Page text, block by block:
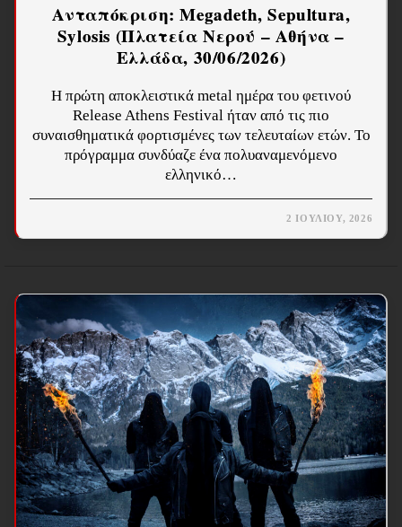
Ανταπόκριση: Megadeth, Sepultura,
Sylosis (Πλατεία Νερού – Αθήνα –
Ελλάδα, 30/06/2026)
Η πρώτη αποκλειστικά metal ημέρα του φετινού
Release Athens Festival ήταν από τις πιο
συναισθηματικά φορτισμένες των τελευταίων ετών. Το
πρόγραμμα συνδύαζε ένα πολυαναμενόμενο
ελληνικό…
2 ΙΟΥΛΊΟΥ, 2026